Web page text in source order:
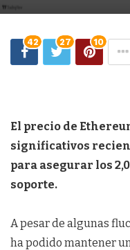
42 27 10
El precio de
significativos
para asegurar los
soporte.
A pesar de algunas
ha podido mantener